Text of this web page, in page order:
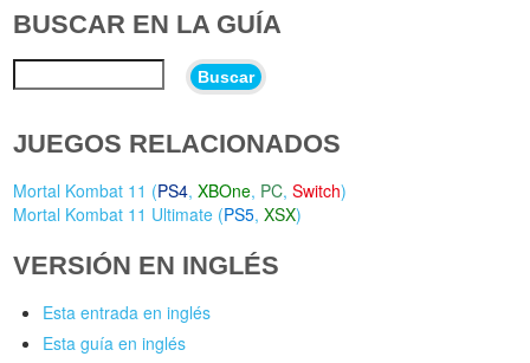
BUSCAR EN LA GUÍA
Buscar
JUEGOS RELACIONADOS
Mortal Kombat 11 (PS4,XBOne, PC,Switch)
Mortal Kombat 11 Ultimate (PS5,XSX)
VERSIÓN EN INGLÉS
Esta entrada en inglés
Esta guía en inglés